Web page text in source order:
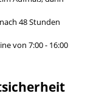
48 Stunden
von 7:00 - 16:00